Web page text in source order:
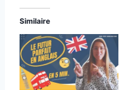
Similaire